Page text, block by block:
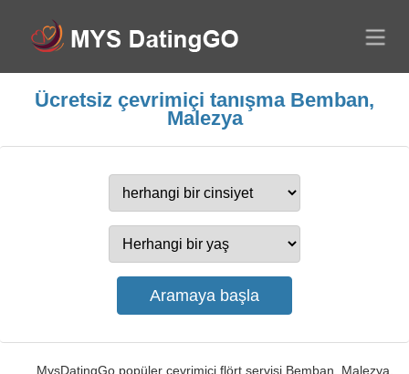
Ücretsiz çevrimiçi tanışma Bemban,
Malezya
MysDatingGo popüler çevrimiçi flört servisi Bemban, Malezya.